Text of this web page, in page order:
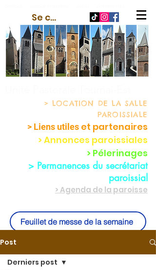
Se connecter
> LOCATION DE LA SALLE
PAROISSIALE
> Liens utiles et partenaires
> Annonces paroissiales
> Pélerinages
> Permanences du secrétariat
paroissial
> Agenda de la paroisse
Feuillet de messe de la semaine
Post
Derniers post